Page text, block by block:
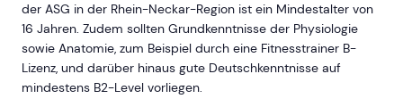
der ASG in der Rhein-Neckar-Region ist ein Mindestalter von
16 Jahren. Zudem sollten Grundkenntnisse der Physiologie
sowie Anatomie, zum Beispiel durch eine Fitnesstrainer B-
Lizenz, und darüber hinaus gute Deutschkenntnisse auf
mindestens B2-Level vorliegen.